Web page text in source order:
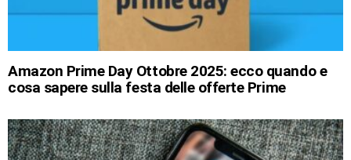
Amazon Prime Day Ottobre 2025: ecco quando e
cosa sapere sulla festa delle offerte Prime